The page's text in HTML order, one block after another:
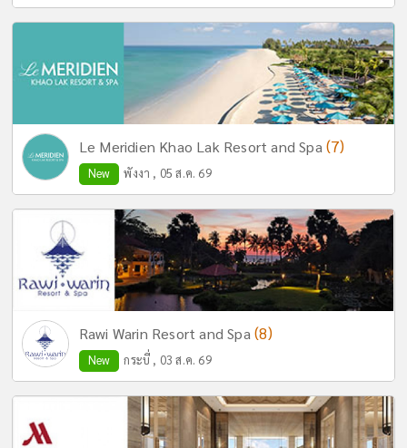
Le Meridien Khao Lak Resort and Spa (7)
New พังงา , 05 ส.ค. 69
Rawi Warin Resort and Spa (8)
New กระบี่ , 03 ส.ค. 69